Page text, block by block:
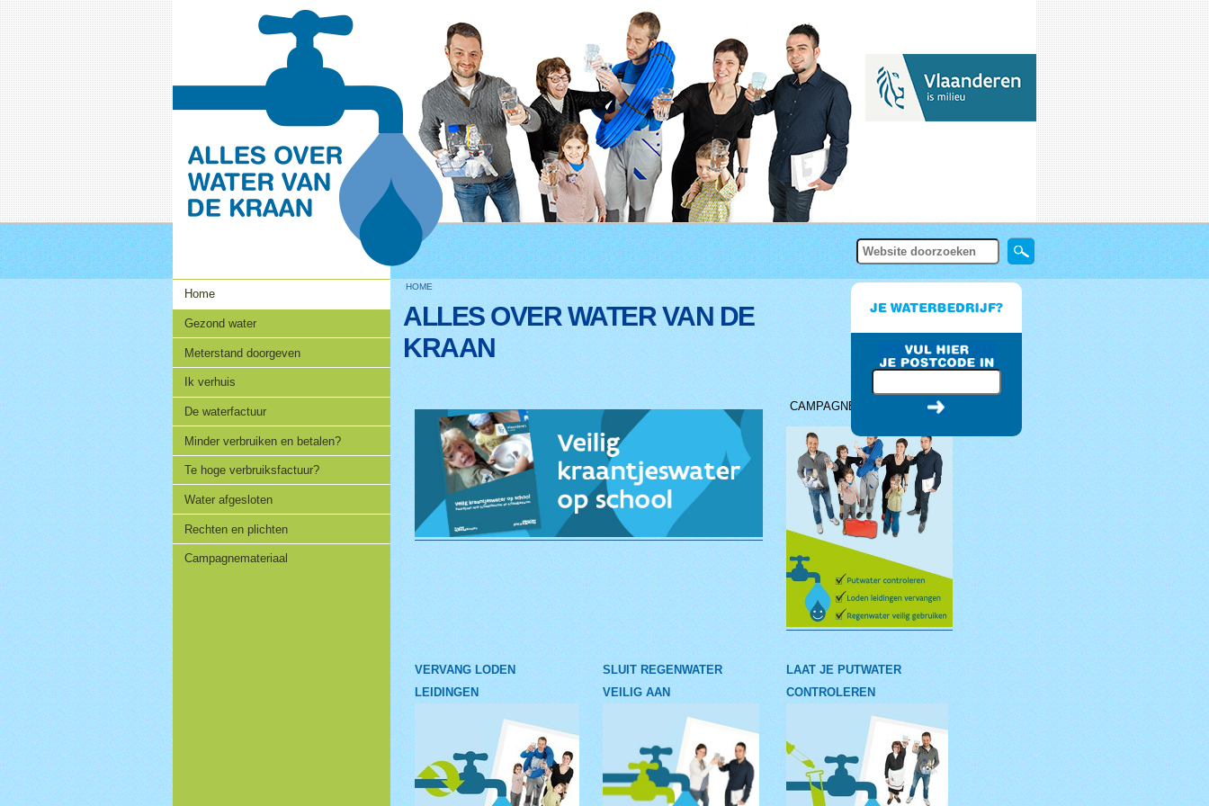
Zoek
Geavanceerd
zoeken...
Navigatie
Home
Gezond water
Meterstand doorgeven
Ik verhuis
De waterfactuur
Minder verbruiken en betalen?
Te hoge verbruiksfactuur?
Water afgesloten
Rechten en plichten
Campagnemateriaal
HOME
ALLES OVER WATER VAN DE
KRAAN
CAMPAGNEMATERIAAL
VERVANG LODEN
LEIDINGEN
SLUIT REGENWATER
VEILIG AAN
LAAT JE PUTWATER
CONTROLEREN